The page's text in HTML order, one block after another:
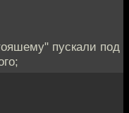
пускали под